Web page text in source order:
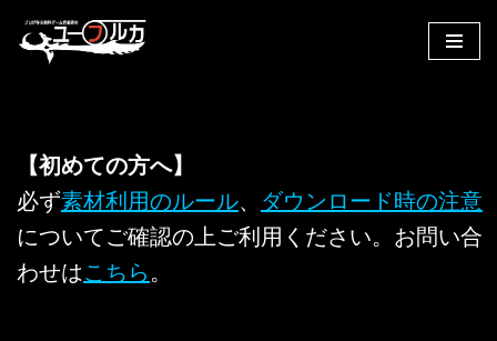
へ
キ
ッ
【初めての方へ】
必ず素材利用のルール、 ダウンロード時の注意
についてご確認の上ご利用ください。お問い合
わせはこちら 。